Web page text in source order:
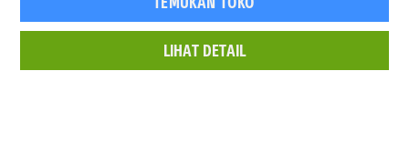
LIHAT DETAIL